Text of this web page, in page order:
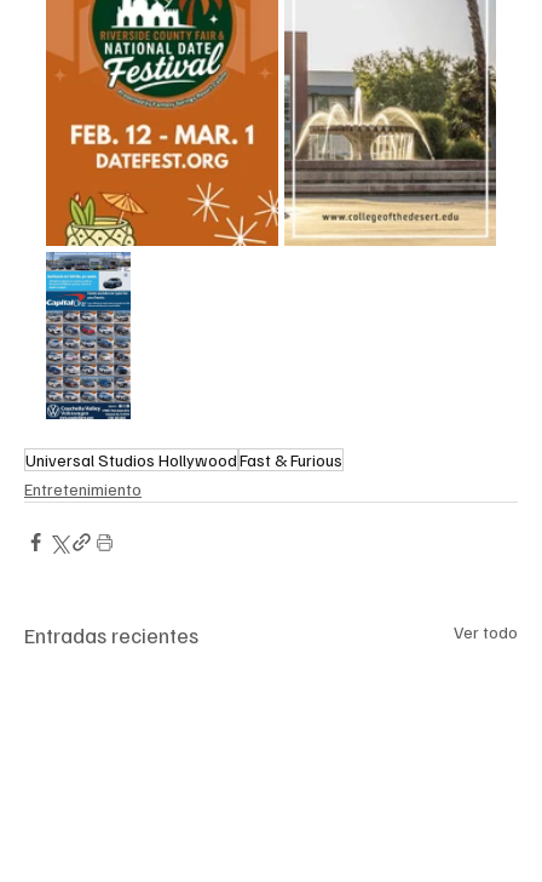
Universal Studios HollywoodFast & Furious
Entretenimiento
Entradas recientes Ver todo